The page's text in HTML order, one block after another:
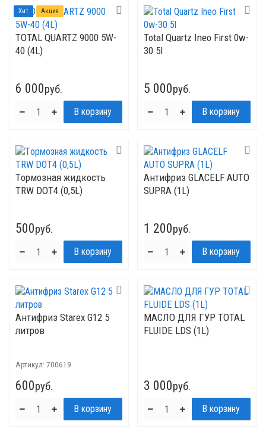
Хит Акция
TOTAL QUARTZ 9000 5W-
40 (4L)
6 000руб.
Total Quartz Ineo First 0w-
30 5l
5 000руб.
Tормозная жидкость
TRW DOT4 (0,5L)
500руб.
Антифриз GLACELF AUTO
SUPRA (1L)
1 200руб.
Антифриз Starex G12 5
литров
Артикул: 700619
600руб.
МАСЛО ДЛЯ ГУР TOTAL
FLUIDE LDS (1L)
3 000руб.